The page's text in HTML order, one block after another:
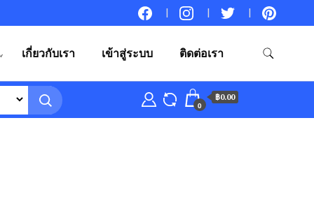
เกี่ยวกับเรา เข้าสู่ระบบ ติดต่อเรา
0
฿0.00